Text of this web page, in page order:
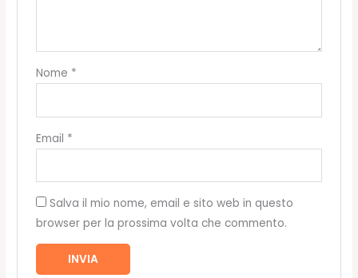
Nome *
Email *
Salva il mio nome, email e sito web in questo
browser per la prossima volta che commento.